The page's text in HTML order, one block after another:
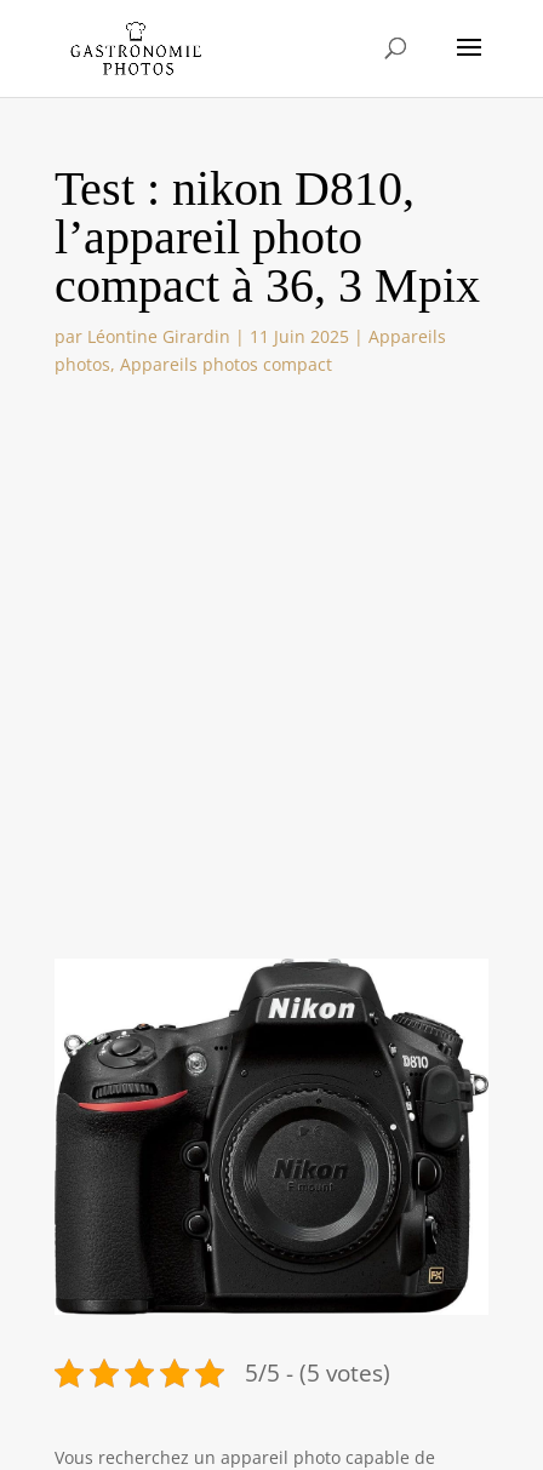
Test : nikon D810,
l’appareil photo
compact à 36, 3 Mpix
par Léontine Girardin | 11 Juin 2025| Appareils
photos, Appareils photos compact
5/5 - (5 votes)
Vous recherchez un appareil photo capable de